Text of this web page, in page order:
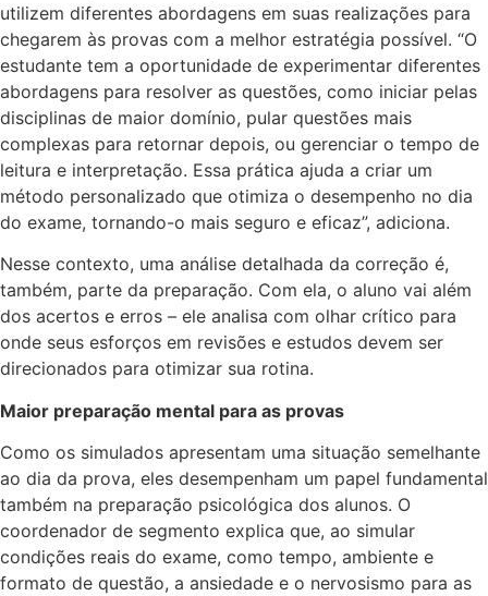
utilizem diferentes abordagens em suas realizações para
chegarem às provas com a melhor estratégia possível. “O
estudante tem a oportunidade de experimentar diferentes
abordagens para resolver as questões, como iniciar pelas
disciplinas de maior domínio, pular questões mais
complexas para retornar depois, ou gerenciar o tempo de
leitura e interpretação. Essa prática ajuda a criar um
método personalizado que otimiza o desempenho no dia
do exame, tornando-o mais seguro e eficaz”, adiciona.
Nesse contexto, uma análise detalhada da correção é,
também, parte da preparação. Com ela, o aluno vai além
dos acertos e erros – ele analisa com olhar crítico para
onde seus esforços em revisões e estudos devem ser
direcionados para otimizar sua rotina.
Maior preparação mental para as provas
Como os simulados apresentam uma situação semelhante
ao dia da prova, eles desempenham um papel fundamental
também na preparação psicológica dos alunos. O
coordenador de segmento explica que, ao simular
condições reais do exame, como tempo, ambiente e
formato de questão, a ansiedade e o nervosismo para as